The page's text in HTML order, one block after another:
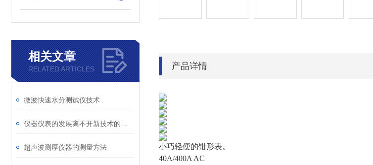
相关文章
RELATED ARTICLES
微波快速水分测试仪技术
超声波测厚仪器的测量方法
产品详情
小巧轻便的钳形表。
40A/400A AC